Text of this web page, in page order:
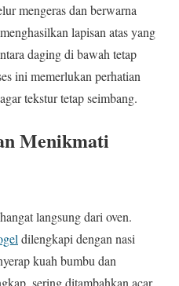
mengeras dan berwarna
lapisan atas yang
daging di bawah tetap
ini memerlukan perhatian
tekstur tetap seimbang.
Menikmati
langsung dari oven.
dilengkapi dengan nasi
kuah bumbu dan